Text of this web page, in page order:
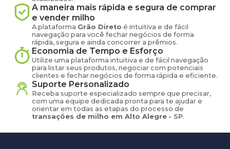
A maneira mais rápida e segura de comprar
e vender milho
A plataforma Grão Direto é intuitiva e de fácil
navegação para você fechar negócios de forma
rápida, segura e ainda concorrer a prêmios.
Economia de Tempo e Esforço
Utilize uma plataforma intuitiva e de fácil navegação
para listar seus produtos, negociar com potenciais
clientes e fechar negócios de forma rápida e eficiente.
Suporte Personalizado
Receba suporte especializado sempre que precisar,
com uma equipe dedicada pronta para te ajudar e
orientar em todas as etapas do processo de
transações de milho em Alto Alegre - SP.